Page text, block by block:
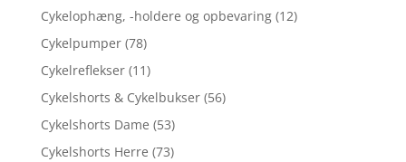
Cykelophæng, -holdere og opbevaring (12)
Cykelpumper (78)
Cykelreflekser (11)
Cykelshorts & Cykelbukser (56)
Cykelshorts Dame (53)
Cykelshorts Herre (73)